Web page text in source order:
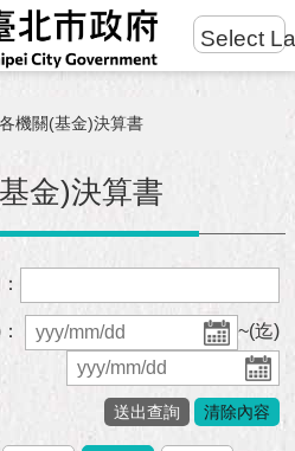
Select
各機關(基金)決算書
金)決算書
~(迄)